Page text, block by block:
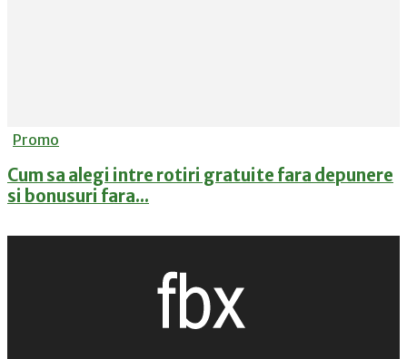
Promo
Cum sa alegi intre rotiri gratuite fara depunere
si bonusuri fara...